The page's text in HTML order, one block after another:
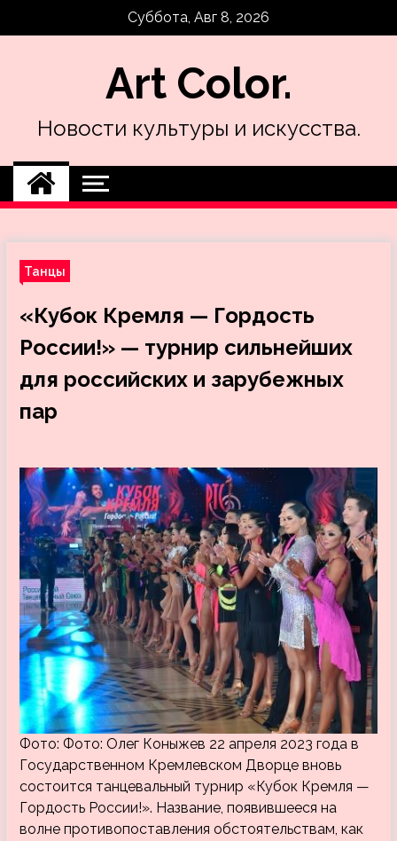
Суббота, Авг 8, 2026
Art Color.
Новости культуры и искусства.
Танцы
«Кубок Кремля — Гордость
России!» — турнир сильнейших
для российских и зарубежных
пар
Фото: Фото: Олег Коныжев 22 апреля 2023 года в
Государственном Кремлевском Дворце вновь
состоится танцевальный турнир «Кубок Кремля —
Гордость России!». Название, появившееся на
волне противопоставления обстоятельствам, как